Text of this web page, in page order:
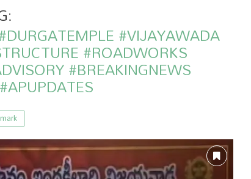
#VIJAYAWADA
#ROADWORKS
#BREAKINGNEWS